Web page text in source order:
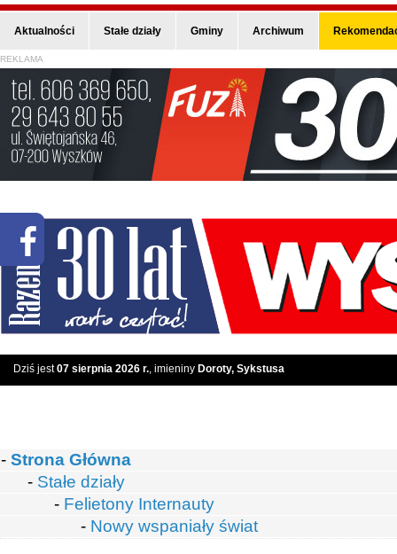
Aktualności Stałe działy Gminy Archiwum
REKLAMA
Dziś jest07 sierpnia 2026 r., imieniny Doroty, Sykstusa
- Strona Główna
- Stałe działy
- Felietony Internauty
- Nowy wspaniały świat